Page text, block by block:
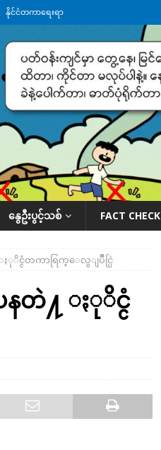
နိုင်ငံတကာရေးရာ
တွင်းမှာ နေ့စဉ် ထိုးစစ်ဆင်နေ
ေသအလိုက် သတင်းကဏ္ဍ
ရပ်နားထားပြီ ဒေသအလိုက် သတင်း
သအလိုက် သတင်းကဏ္ဍ
နွေဦးပွင့်သစ် FACT CHECK
င္ငံတကာရြက္ေလွျပိဳင္ပြဲ
နတဲ႔ ႏုိင္ငံ